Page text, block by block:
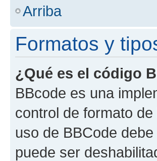
Arriba
Formatos y
¿Qué es el código
BBcode es una
control de formato
uso de BBCode
puede ser